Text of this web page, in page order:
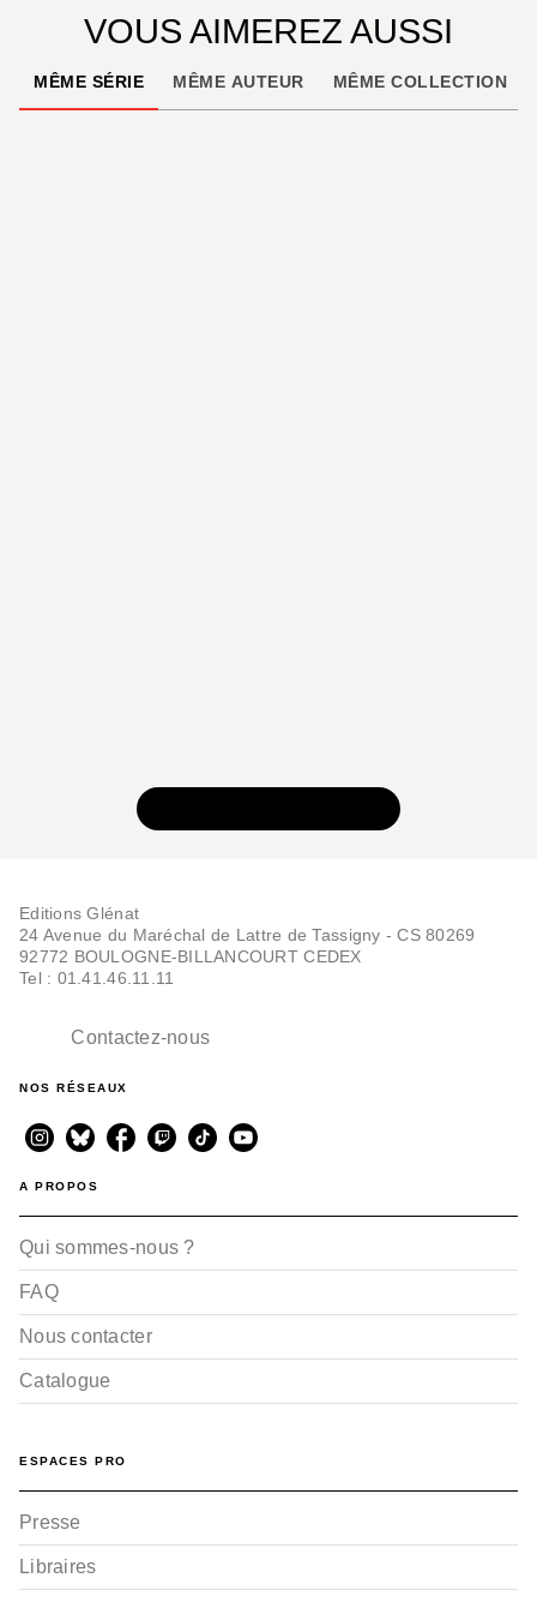
VOUS AIMEREZ AUSSI
MÊME SÉRIE MÊME AUTEUR MÊME COLLECTION
Editions Glénat
24 Avenue du Maréchal de Lattre de Tassigny - CS 80269
92772 BOULOGNE-BILLANCOURT CEDEX
Tel : 01.41.46.11.11
Contactez-nous
NOS RÉSEAUX
A PROPOS
Qui sommes-nous ?
FAQ
Nous contacter
Catalogue
ESPACES PRO
Presse
Libraires